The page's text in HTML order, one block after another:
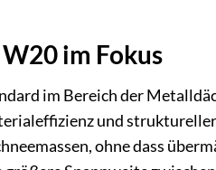
im Fokus
im Bereich der
und
ohne dass